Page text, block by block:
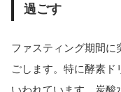
過ごす
ファスティング期間に
ごします。特に酵素ド